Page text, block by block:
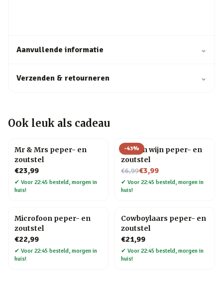
Aanvullende informatie ⌄
Verzenden & retourneren ⌄
Ook leuk als cadeau
Mr & Mrs peper- en
zoutstel
€23,99
✔ Voor 22:45 besteld, morgen in
huis!
-43%
Bier en wijn peper- en
zoutstel
€6,99
Nu voor€3,99
✔ Voor 22:45 besteld, morgen in
huis!
Microfoon peper- en
zoutstel
€22,99
✔ Voor 22:45 besteld, morgen in
huis!
Cowboylaars peper- en
zoutstel
€21,99
✔ Voor 22:45 besteld, morgen in
huis!